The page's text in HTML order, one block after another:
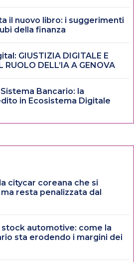
il nuovo libro: i suggerimenti
della finanza
GIUSTIZIA DIGITALE E
RUOLO DELL’IA A GENOVA
Bancario: la
in Ecosistema Digitale
citycar coreana che si
resta penalizzata dal
automotive: come la
sta erodendo i margini dei